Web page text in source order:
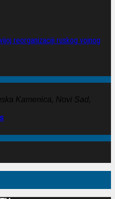
reorganizaciji ruskog vojnog
Kamenica, Novi Sad,